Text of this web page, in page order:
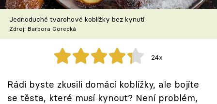
Recepty z TV
Speciál: Cuketa
Těhotnej kuchař
Sledujte prima+
Jednoduché tvarohové koblížky bez kynutí
Zdroj: Barbora Gorecká
24x
Rádi byste zkusili domácí koblížky, ale bojíte
se těsta, které musí kynout? Není problém,